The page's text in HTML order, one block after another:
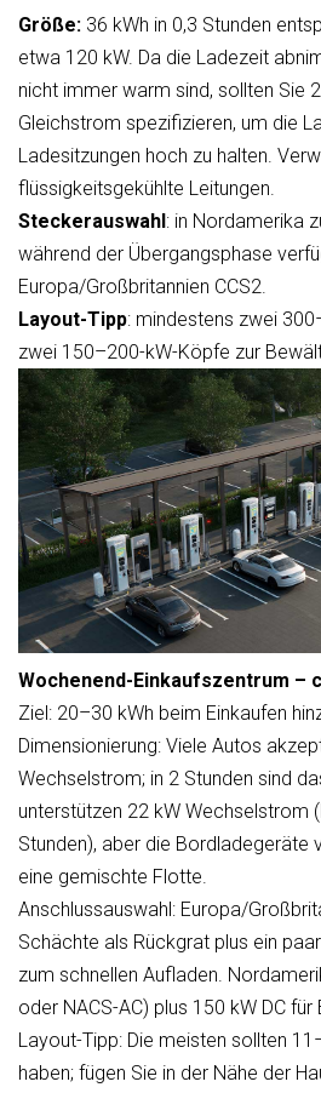
Größe: 36 kWh in 0,3 Stunden
etwa 120 kW. Da die Ladezeit
nicht immer warm sind, sollten Sie
Gleichstrom spezifizieren, um die
Ladesitzungen hoch zu halten.
flüssigkeitsgekühlte Leitungen.
Steckerauswahl: in Nordamerika
während der Übergangsphase
Europa/Großbritannien CCS2.
Layout-Tipp: mindestens zwei
zwei 150–200-kW-Köpfe zur
Wochenend-Einkaufszentrum –
Ziel: 20–30 kWh beim Einkaufen
Dimensionierung: Viele Autos
Wechselstrom; in 2 Stunden sind
unterstützen 22 kW Wechselstrom
Stunden), aber die Bordladegeräte
eine gemischte Flotte.
Anschlussauswahl: Europa/
Schächte als Rückgrat plus ein
zum schnellen Aufladen.
oder NACS-AC) plus 150 kW DC
Layout-Tipp: Die meisten sollten
haben; fügen Sie in der Nähe der